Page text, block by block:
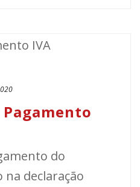
do
declaração